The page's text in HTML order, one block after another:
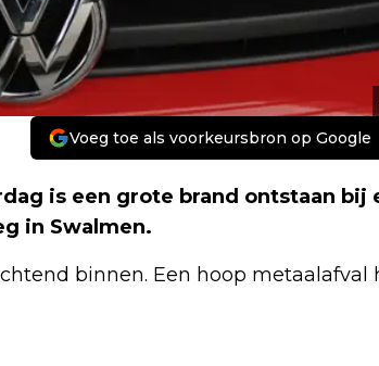
Voeg toe als voorkeursbron op Google
is een grote brand ontstaan bij
in Swalmen.
binnen. Een hoop metaalafval